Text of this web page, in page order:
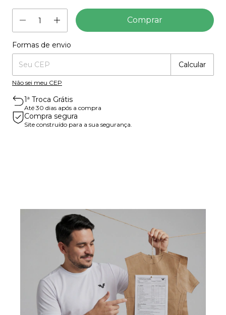
Entregas para o CEP:
Formas de envio
Calcular
Não sei meu CEP
1ª Troca Grátis
Até 30 dias após a compra
Compra segura
Site construído para a sua segurança.